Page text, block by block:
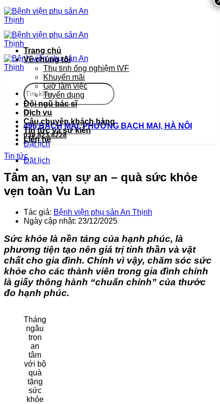
Bỏ
qua
nội
dung
496 BẠCH MAI, PHƯỜNG BẠCH MAI, HÀ NỘI
039.823.8228
Đặt lịch
Đặt lịch
Trang chủ
Về chúng tôi
Thụ tinh ống nghiệm IVF
Khuyến mãi
Giờ làm việc
Tuyển dụng
Đội ngũ bác sĩ
Dịch vụ
Câu chuyện khách hàng
Tin tức và sự kiện
Liên hệ
Tin tức
Tâm an, vạn sự an – quà sức khỏe
vẹn toàn Vu Lan
Tác giả: Bệnh viện phụ sản An Thịnh
Ngày cập nhật: 23/12/2025
Sức khỏe là nền tảng của hạnh phúc, là
phương tiện tạo nên giá trị tinh thần và vật
chất cho gia đình. Chính vì vậy, chăm sóc sức
khỏe cho các thành viên trong gia đình chính
là giấy thông hành “chuẩn chỉnh” của thước
đo hạnh phúc.
Tháng
ngâu
trọn
an
tâm
với bộ
quà
tặng
sức
khỏe